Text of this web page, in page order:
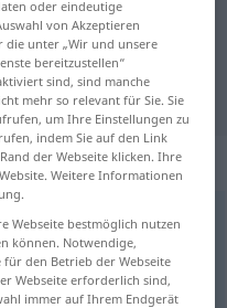
Übersetzung
antippen)
oder eindeutige
von Akzeptieren
die unter „Wir und unsere
bereitzustellen“
sind, sind manche
mehr so relevant für Sie. Sie
um Ihre Einstellungen zu
indem Sie auf den Link
der Webseite klicken. Ihre
Weitere Informationen
Webseite bestmöglich nutzen
können. Notwendige,
den Betrieb der Webseite
Webseite erforderlich sind,
immer auf Ihrem Endgerät